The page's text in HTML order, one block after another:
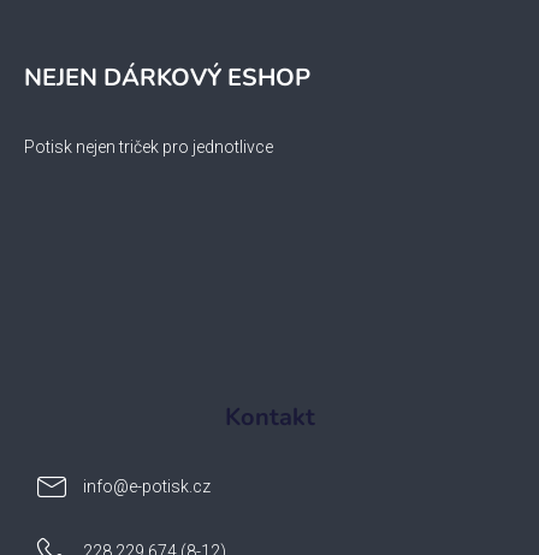
NEJEN DÁRKOVÝ ESHOP
Potisk nejen triček pro jednotlivce
Kontakt
info@e-potisk.cz
228 229 674 (8-12)